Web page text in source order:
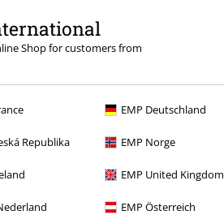
Shop for customers from
EMP Deutschland
Republika EMP Norge
EMP United Kingdom
EMP Österreich